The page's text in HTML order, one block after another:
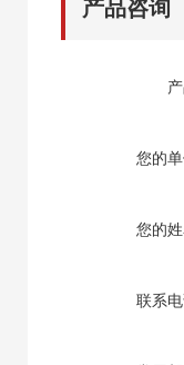
产品咨询
您的单
您的姓
联系电